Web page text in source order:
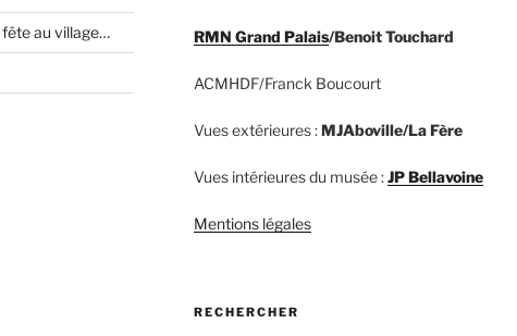
fête au village… RMN Grand Palais/Benoit Touchard
ACMHDF/Franck Boucourt
Vues extérieures :MJAboville/La Fère
Vues intérieures du musée :JP Bellavoine
Mentions légales
RECHERCHER